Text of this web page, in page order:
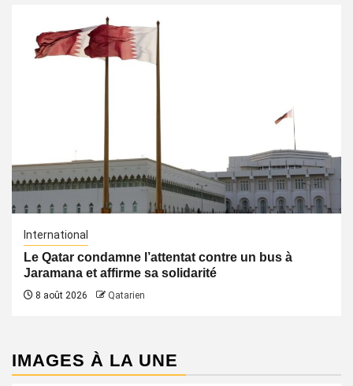
International
Le Qatar condamne l’attentat contre un bus à
Jaramana et affirme sa solidarité
8 août 2026 Qatarien
IMAGES À LA UNE